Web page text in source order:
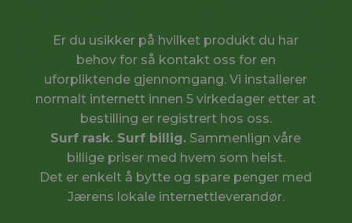
Er du usikker på hvilket produkt du har
behov for så kontakt oss for en
uforpliktende gjennomgang. Vi installerer
normalt internett innen 5 virkedager etter at
bestilling er registrert hos oss.
Surf rask. Surf billig. Sammenlign våre
billige priser med hvem som helst.
Det er enkelt å bytte og spare penger med
Jærens lokale internettleverandør.